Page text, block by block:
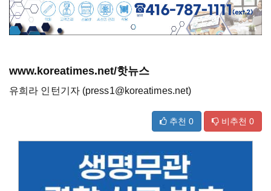
www.koreatimes.net/핫뉴스
유희라 인턴기자 (press1@koreatimes.net)
추천 0 비추천 0